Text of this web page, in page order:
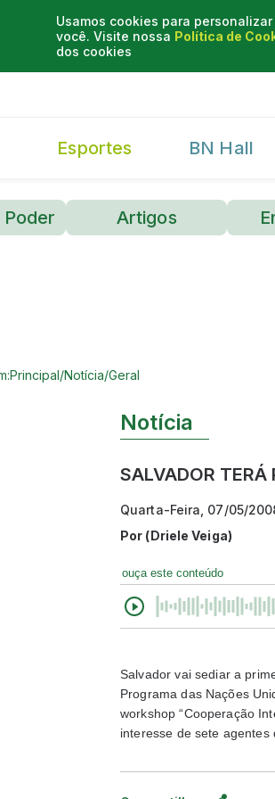
Usamos cookies para
você. Visite nossa Política de
dos cookies
Esportes BN Hall
Artigos
Principal/Notícia/Geral
Notícia
SALVADOR TERÁ
Quarta-Feira, 07/05/
Por (Driele Veiga)
ouça este conteúdo
Salvador vai sediar a
Programa das Nações
workshop “Cooperação
interesse de sete agentes